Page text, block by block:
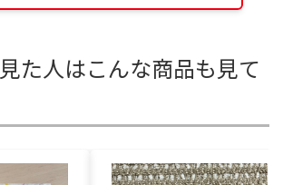
た人はこんな商品も見て